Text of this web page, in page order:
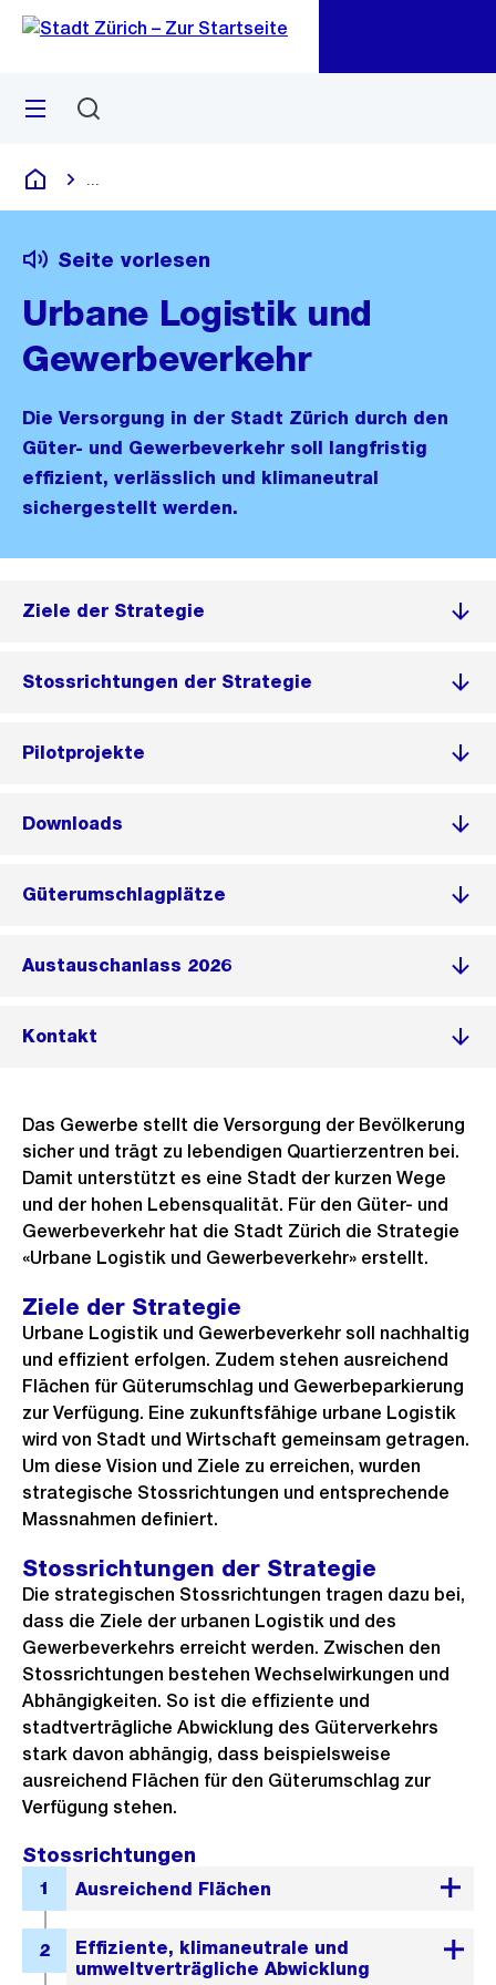
Navigation
Sprunglink
Menü
Deutsch
Seite vorlesen
Urbane Logistik und
Gewerbeverkehr
Die Versorgung in der Stadt Zürich durch den
Güter- und Gewerbeverkehr soll langfristig
effizient, verlässlich und klimaneutral
sichergestellt werden.
Ziele der Strategie
Stossrichtungen der Strategie
Pilotprojekte
Downloads
Güterumschlagplätze
Austauschanlass 2026
Kontakt
Das Gewerbe stellt die Versorgung der Bevölkerung
sicher und trägt zu lebendigen Quartierzentren bei.
Damit unterstützt es eine Stadt der kurzen Wege
und der hohen Lebensqualität. Für den Güter- und
Gewerbeverkehr hat die Stadt Zürich die Strategie
«Urbane Logistik und Gewerbeverkehr» erstellt.
Ziele der Strategie
Urbane Logistik und Gewerbeverkehr soll nachhaltig
und effizient erfolgen. Zudem stehen ausreichend
Flächen für Güterumschlag und Gewerbeparkierung
zur Verfügung. Eine zukunftsfähige urbane Logistik
wird von Stadt und Wirtschaft gemeinsam getragen.
Um diese Vision und Ziele zu erreichen, wurden
strategische Stossrichtungen und entsprechende
Massnahmen definiert.
Stossrichtungen der Strategie
Die strategischen Stossrichtungen tragen dazu bei,
dass die Ziele der urbanen Logistik und des
Gewerbeverkehrs erreicht werden. Zwischen den
Stossrichtungen bestehen Wechselwirkungen und
Abhängigkeiten. So ist die effiziente und
stadtverträgliche Abwicklung des Güterverkehrs
stark davon abhängig, dass beispielsweise
ausreichend Flächen für den Güterumschlag zur
Verfügung stehen.
Stossrichtungen